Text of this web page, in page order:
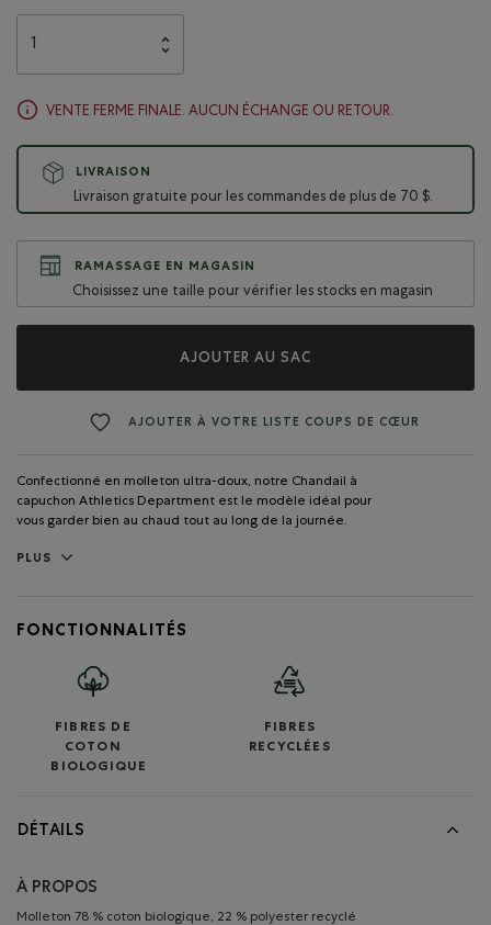
VENTE FERME FINALE. AUCUN ÉCHANGE OU RETOUR.
LIVRAISON
Livraison gratuite pour les commandes de plus de 70 $.
RAMASSAGE EN MAGASIN
Choisissez une taille pour vérifier les stocks en magasin
AJOUTER AU SAC
AJOUTER À VOTRE LISTE COUPS DE CŒUR
Confectionné en molleton ultra-doux, notre Chandail à
capuchon Athletics Department est le modèle idéal pour
vous garder bien au chaud tout au long de la journée.
PLUS
FONCTIONNALITÉS
FIBRES DE
COTON
BIOLOGIQUE
FIBRES
RECYCLÉES
DÉTAILS
À PROPOS
Molleton 78 % coton biologique, 22 % polyester recyclé